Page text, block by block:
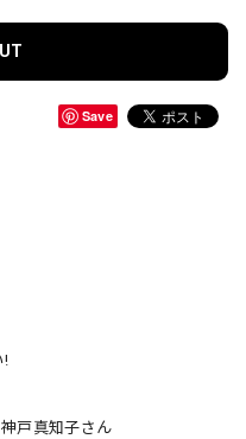
Save
!
戸真知子さん